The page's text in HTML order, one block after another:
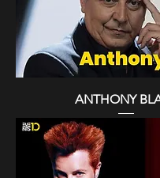
ANTHONY